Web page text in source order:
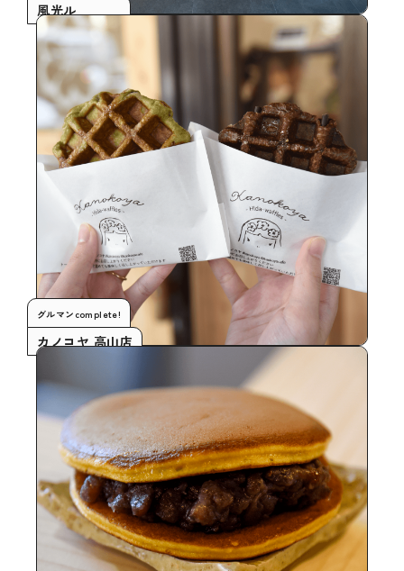
風光ル
グルマンcomplete!
カノコヤ 高山店